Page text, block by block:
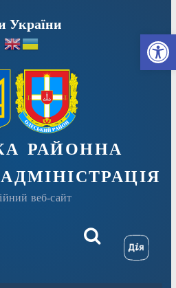
України
районна
веб-сайт